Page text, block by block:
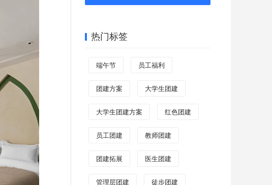
热门标签
端午节 员工福利
团建方案 大学生团建
大学生团建方案 红色团建
员工团建 教师团建
团建拓展 医生团建
管理层团建 徒步团建